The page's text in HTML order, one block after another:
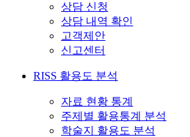
상담 신청
상담 내역 확인
고객제안
신고센터
RISS 활용도 분석
자료 현황 통계
주제별 활용통계 분석
학술지 활용도 분석